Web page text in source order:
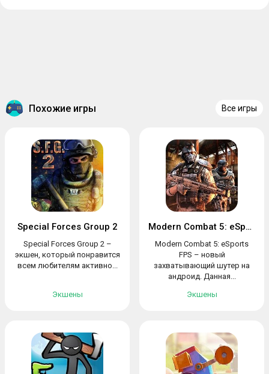
Похожие игры Все игры
Special Forces Group 2
Special Forces Group 2 –
экшен, который понравится
всем любителям активно...
Экшены
Modern Combat 5: eSports FPS
Modern Combat 5: eSports
FPS – новый
захватывающий шутер на
андроид. Данная...
Экшены